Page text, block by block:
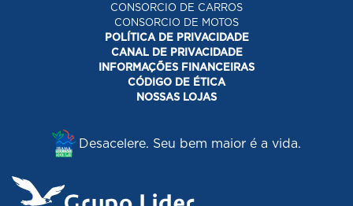
CONSORCIO DE CARROS
CONSORCIO DE MOTOS
POLÍTICA DE PRIVACIDADE
CANAL DE PRIVACIDADE
INFORMAÇÕES FINANCEIRAS
CÓDIGO DE ÉTICA
NOSSAS LOJAS
Desacelere. Seu bem maior é a vida.